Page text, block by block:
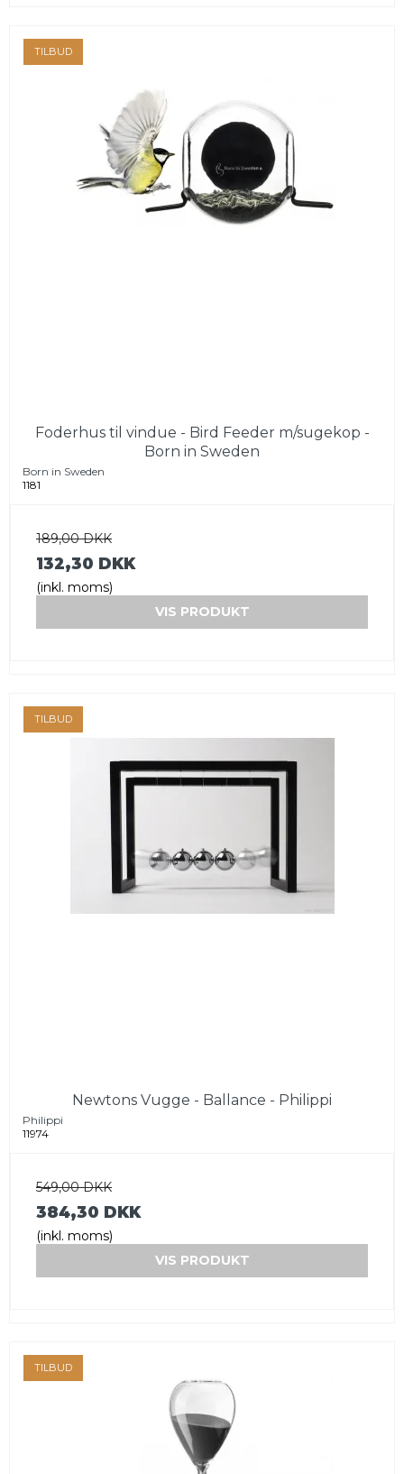
TILBUD
Foderhus til vindue - Bird Feeder m/sugekop -
Born in Sweden
Born in Sweden
1181
189,00 DKK
132,30 DKK
(inkl. moms)
VIS PRODUKT
TILBUD
Newtons Vugge - Ballance - Philippi
Philippi
11974
549,00 DKK
384,30 DKK
(inkl. moms)
VIS PRODUKT
TILBUD